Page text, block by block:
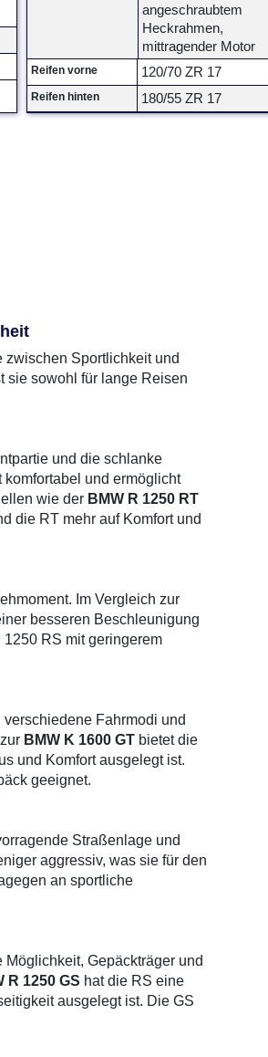
angeschraubtem
Heckrahmen,
mittragender Motor
Reifen vorne 120/70 ZR 17
Reifen hinten 180/55 ZR 17
zwischen Sportlichkeit und
sie sowohl für lange Reisen
und die schlanke
und ermöglicht
wie der BMW R 1250 RT
die RT mehr auf Komfort und
Im Vergleich zur
besseren Beschleunigung
RS mit geringerem
Fahrmodi und
BMW K 1600 GT bietet die
und Komfort ausgelegt ist.
geeignet.
Straßenlage und
aggressiv, was sie für den
an sportliche
Gepäckträger und
R 1250 GS hat die RS eine
ausgelegt ist. Die GS